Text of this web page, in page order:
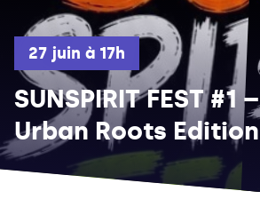
27 juin à 17h
SUNSPIRIT FEST #1 –
Urban Roots Edition